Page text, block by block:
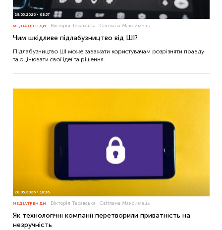
29.05.2026 08:57
МЕДІАТРЕНДИ Вікторія Теравська Світлана Максимець
Чим шкідливе підлабузництво від ШІ?
Підлабузництво ШІ може заважати користувачам розрізняти правду
та оцінювати свої ідеї та рішення.
28.05.2026 18:36
МЕДІАТРЕНДИ Вікторія Теравська Світлана Максимець
Як технологічні компанії перетворили приватність на
незручність